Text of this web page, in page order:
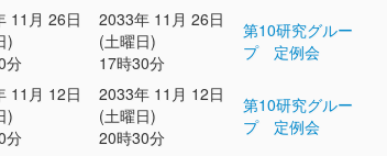
11月 26日
)
分
2033年 11月 26日
(土曜日)
17時30分
第10研究グルー
プ 定例会
11月 12日
)
分
2033年 11月 12日
(土曜日)
20時30分
第10研究グルー
プ 定例会